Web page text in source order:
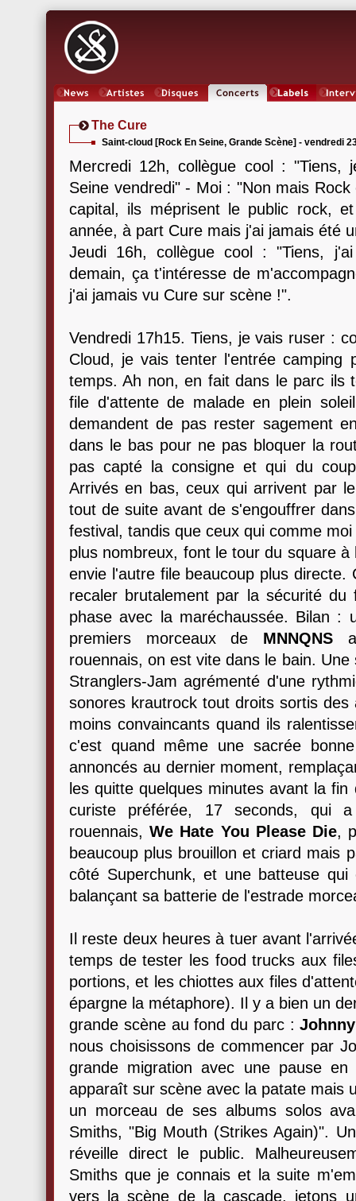
The Cure
Saint-cloud [Rock En Seine, Grande Scène] - vendredi
Mercredi 12h, collègue cool :
Seine vendredi" - Moi : "Non mais
capital, ils méprisent le public rock,
année, à part Cure mais j'ai jamais été
Jeudi 16h, collègue cool : "Tiens,
demain, ça t'intéresse de
j'ai jamais vu Cure sur scène !".
Vendredi 17h15. Tiens, je vais ruser :
Cloud, je vais tenter l'entrée
temps. Ah non, en fait dans le parc ils
file d'attente de malade en plein
demandent de pas rester sagement
dans le bas pour ne pas bloquer la
pas capté la consigne et qui du
Arrivés en bas, ceux qui arrivent par
tout de suite avant de s'engouffrer
festival, tandis que ceux qui comme
plus nombreux, font le tour du square
envie l'autre file beaucoup plus
recaler brutalement par la sécurité
phase avec la maréchaussée. Bilan :
premiers morceaux de MNNQNS
rouennais, on est vite dans le bain.
Stranglers-Jam agrémenté d'une
sonores krautrock tout droits sortis
moins convaincants quand ils
c'est quand même une sacrée
annoncés au dernier moment,
les quitte quelques minutes avant la
curiste préférée, 17 seconds, qui
rouennais,We Hate You Please Die,
beaucoup plus brouillon et criard mais
côté Superchunk, et une batteuse
balançant sa batterie de l'estrade
Il reste deux heures à tuer avant
temps de tester les food trucks aux
portions, et les chiottes aux files
épargne la métaphore). Il y a bien un
grande scène au fond du parc :
nous choisissons de commencer par
grande migration avec une pause
apparaît sur scène avec la patate mais
un morceau de ses albums solos
Smiths, "Big Mouth (Strikes Again)".
réveille direct le public.
Smiths que je connais et la suite
vers la scène de la cascade, jetons